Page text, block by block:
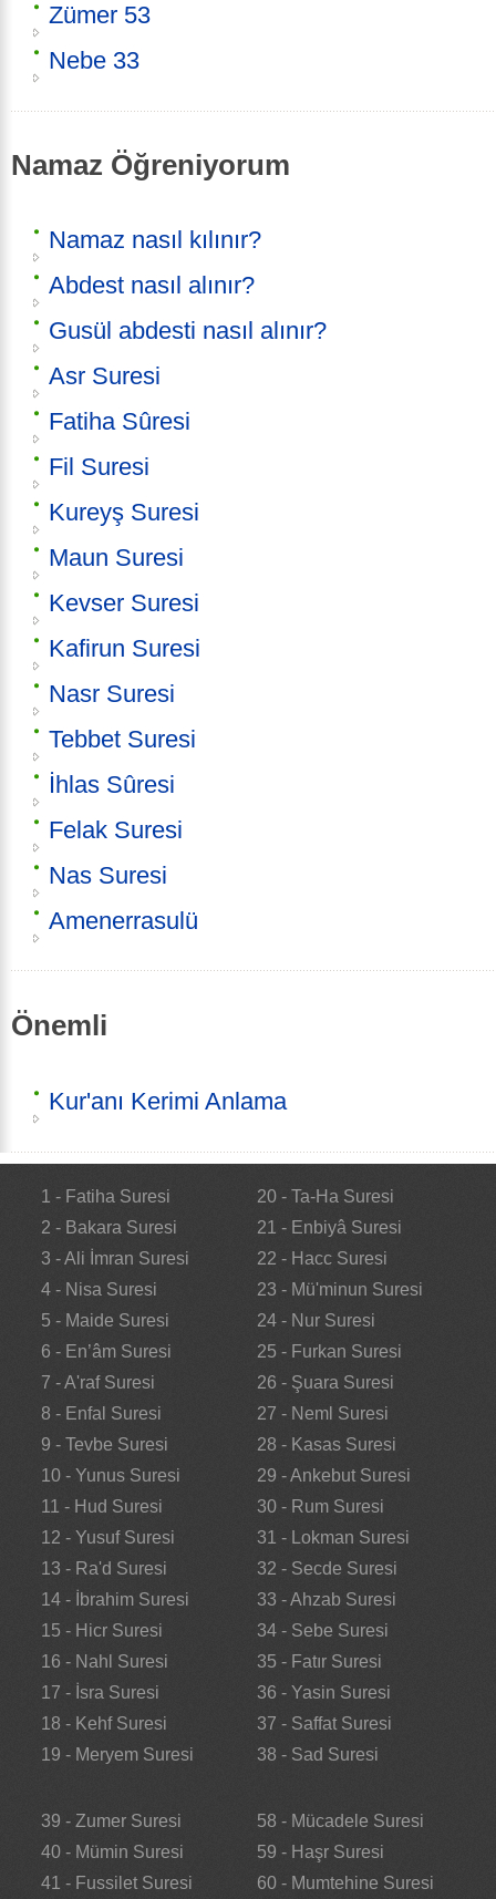
Zümer 53
Nebe 33
Namaz Öğreniyorum
Namaz nasıl kılınır?
Abdest nasıl alınır?
Gusül abdesti nasıl alınır?
Asr Suresi
Fatiha Sûresi
Fil Suresi
Kureyş Suresi
Maun Suresi
Kevser Suresi
Kafirun Suresi
Nasr Suresi
Tebbet Suresi
İhlas Sûresi
Felak Suresi
Nas Suresi
Amenerrasulü
Önemli
Kur'anı Kerimi Anlama
1 - Fatiha Suresi
2 - Bakara Suresi
3 - Ali İmran Suresi
4 - Nisa Suresi
5 - Maide Suresi
6 - En’âm Suresi
7 - A'raf Suresi
8 - Enfal Suresi
9 - Tevbe Suresi
10 - Yunus Suresi
11 - Hud Suresi
12 - Yusuf Suresi
13 - Ra'd Suresi
14 - İbrahim Suresi
15 - Hicr Suresi
16 - Nahl Suresi
17 - İsra Suresi
18 - Kehf Suresi
19 - Meryem Suresi
20 - Ta-Ha Suresi
21 - Enbiyâ Suresi
22 - Hacc Suresi
23 - Mü'minun Suresi
24 - Nur Suresi
25 - Furkan Suresi
26 - Şuara Suresi
27 - Neml Suresi
28 - Kasas Suresi
29 - Ankebut Suresi
30 - Rum Suresi
31 - Lokman Suresi
32 - Secde Suresi
33 - Ahzab Suresi
34 - Sebe Suresi
35 - Fatır Suresi
36 - Yasin Suresi
37 - Saffat Suresi
38 - Sad Suresi
39 - Zumer Suresi
40 - Mümin Suresi
41 - Fussilet Suresi
58 - Mücadele Suresi
59 - Haşr Suresi
60 - Mumtehine Suresi